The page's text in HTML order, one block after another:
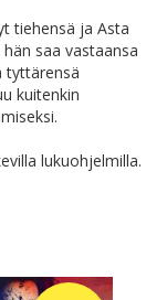
tiehensä ja Asta
saa vastaansa
tyttärensä
kuitenkin
lukuohjelmilla.